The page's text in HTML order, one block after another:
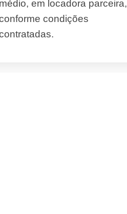
em locadora parceira,
condições